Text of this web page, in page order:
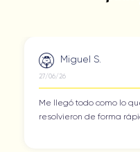
Miguel S.
27/06/26
Me llegó todo como lo
resolvieron de forma